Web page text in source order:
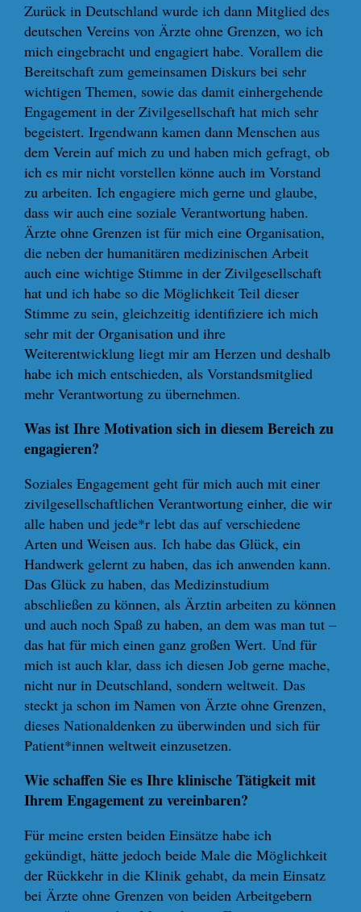
Zurück in Deutschland wurde ich dann Mitglied des
deutschen Vereins von Ärzte ohne Grenzen, wo ich
mich eingebracht und engagiert habe. Vorallem die
Bereitschaft zum gemeinsamen Diskurs bei sehr
wichtigen Themen, sowie das damit einhergehende
Engagement in der Zivilgesellschaft hat mich sehr
begeistert. Irgendwann kamen dann Menschen aus
dem Verein auf mich zu und haben mich gefragt, ob
ich es mir nicht vorstellen könne auch im Vorstand
zu arbeiten. Ich engagiere mich gerne und glaube,
dass wir auch eine soziale Verantwortung haben.
Ärzte ohne Grenzen ist für mich eine Organisation,
die neben der humanitären medizinischen Arbeit
auch eine wichtige Stimme in der Zivilgesellschaft
hat und ich habe so die Möglichkeit Teil dieser
Stimme zu sein, gleichzeitig identifiziere ich mich
sehr mit der Organisation und ihre
Weiterentwicklung liegt mir am Herzen und deshalb
habe ich mich entschieden, als Vorstandsmitglied
mehr Verantwortung zu übernehmen.
Was ist Ihre Motivation sich in diesem Bereich zu
engagieren?
Soziales Engagement geht für mich auch mit einer
zivilgesellschaftlichen Verantwortung einher, die wir
alle haben und jede*r lebt das auf verschiedene
Arten und Weisen aus. Ich habe das Glück, ein
Handwerk gelernt zu haben, das ich anwenden kann.
Das Glück zu haben, das Medizinstudium
abschließen zu können, als Ärztin arbeiten zu können
und auch noch Spaß zu haben, an dem was man tut –
das hat für mich einen ganz großen Wert. Und für
mich ist auch klar, dass ich diesen Job gerne mache,
nicht nur in Deutschland, sondern weltweit. Das
steckt ja schon im Namen von Ärzte ohne Grenzen,
dieses Nationaldenken zu überwinden und sich für
Patient*innen weltweit einzusetzen.
Wie schaffen Sie es Ihre klinische Tätigkeit mit
Ihrem Engagement zu vereinbaren?
Für meine ersten beiden Einsätze habe ich
gekündigt, hätte jedoch beide Male die Möglichkeit
der Rückkehr in die Klinik gehabt, da mein Einsatz
bei Ärzte ohne Grenzen von beiden Arbeitgebern